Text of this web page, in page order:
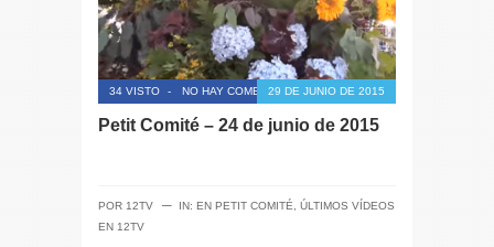
34 VISTO - NO HAY COMENTARIOS29 DE JUNIO DE 2015
Petit Comité – 24 de junio de 2015
POR 12TV ─ IN: EN PETIT COMITÉ
ÚLTIMOS VÍDEOS
EN 12TV